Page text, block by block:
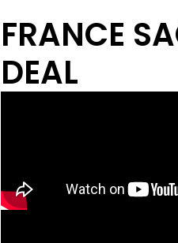
FRANCE
DEAL